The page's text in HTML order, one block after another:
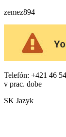
zemez894
Telefón: +421 46
v prac. dobe
SK Jazyk